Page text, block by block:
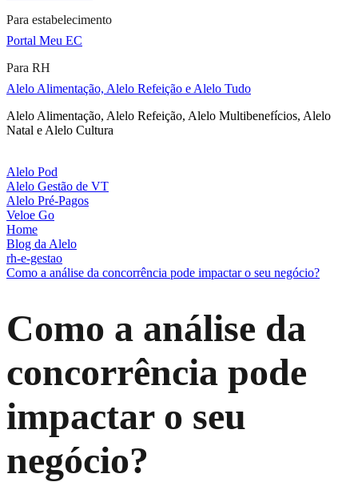
Para estabelecimento
Portal Meu EC
Para RH
Alelo Alimentação, Alelo Refeição e Alelo Tudo
Alelo Alimentação, Alelo Refeição, Alelo Multibenefícios, Alelo
Natal e Alelo Cultura
Alelo Pod
Alelo Gestão de VT
Alelo Pré-Pagos
Veloe Go
Home
Blog da Alelo
rh-e-gestao
Como a análise da concorrência pode impactar o seu negócio?
Como a análise da
concorrência pode
impactar o seu
negócio?